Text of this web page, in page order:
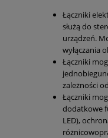
Łączniki
służą do
urządzeń.
wyłączania
Łączniki
zależności
Łączniki
dodatkowe
LED),